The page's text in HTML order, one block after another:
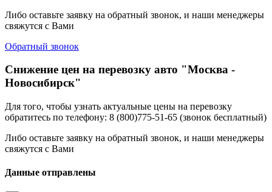
Либо оставьте заявку на обратный звонок, и наши менеджеры
свяжутся с Вами
Обратный звонок
Снижение цен на перевозку авто "Москва -
Новосибирск"
Для того, чтобы узнать актуальные цены на перевозку
обратитесь по телефону: 8 (800)775-51-65 (звонок бесплатный)
Либо оставьте заявку на обратный звонок, и наши менеджеры
свяжутся с Вами
Данные отправлены